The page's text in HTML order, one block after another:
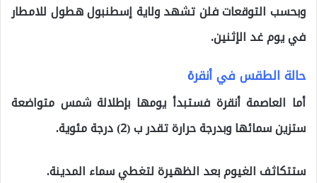
وبحسب التوقعات فلن تشهد ولاية إسطنبول هطول للامطار
في يوم غد الإثنين.
حالة الطقس في أنقرة
أما العاصمة أنقرة فستبدأ يومها بإطلالة شمس متواضعة
ستزين سمائها وبدرجة حرارة تقدر ب (2) درجة مئوية.
ستتكاثف الغيوم بعد الظهيرة لتغطي سماء المدينة.